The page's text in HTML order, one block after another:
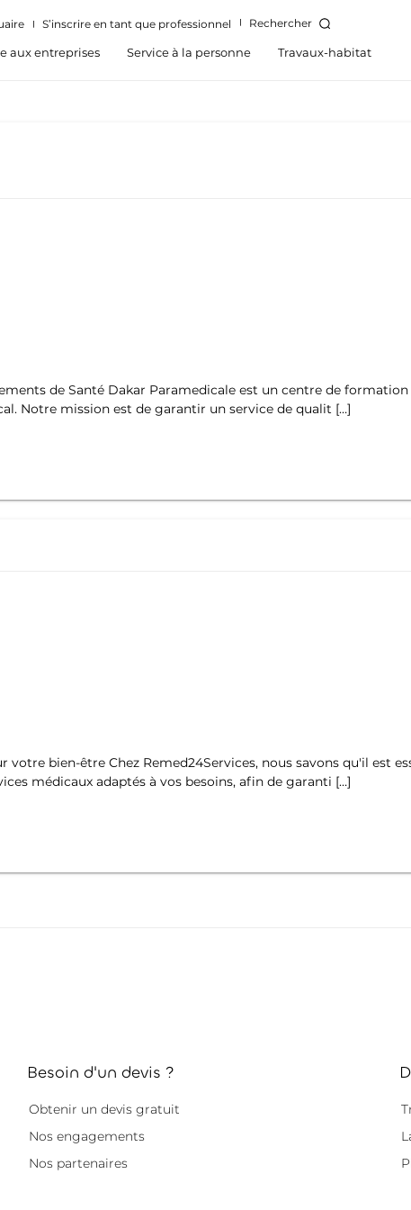
S’inscrire en tant que professionnel Rechercher
aux entreprises Service à la personne Travaux-habitat
de Santé Dakar Paramedicale est un centre de
Notre mission est de garantir un service de qualit […]
bien-être Chez Remed24Services, nous savons qu'il est
médicaux adaptés à vos besoins, afin de garanti […]
Besoin d'un devis ?
Obtenir un devis gratuit
Nos engagements
Nos partenaires